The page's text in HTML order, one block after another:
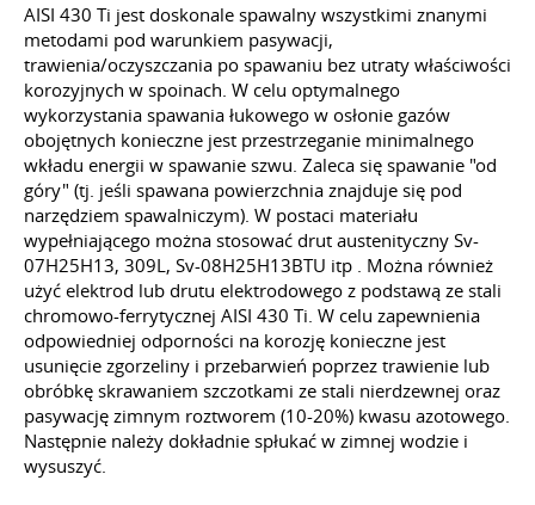
AISI 430 Ti jest doskonale spawalny wszystkimi znanymi
metodami pod warunkiem pasywacji,
trawienia/oczyszczania po spawaniu bez utraty właściwości
korozyjnych w spoinach. W celu optymalnego
wykorzystania spawania łukowego w osłonie gazów
obojętnych konieczne jest przestrzeganie minimalnego
wkładu energii w spawanie szwu. Zaleca się spawanie "od
góry" (tj. jeśli spawana powierzchnia znajduje się pod
narzędziem spawalniczym). W postaci materiału
wypełniającego można stosować drut austenityczny Sv-
07H25H13, 309L, Sv-08H25H13BTU itp . Można również
użyć elektrod lub drutu elektrodowego z podstawą ze stali
chromowo-ferrytycznej AISI 430 Ti. W celu zapewnienia
odpowiedniej odporności na korozję konieczne jest
usunięcie zgorzeliny i przebarwień poprzez trawienie lub
obróbkę skrawaniem szczotkami ze stali nierdzewnej oraz
pasywację zimnym roztworem (10-20%) kwasu azotowego.
Następnie należy dokładnie spłukać w zimnej wodzie i
wysuszyć.